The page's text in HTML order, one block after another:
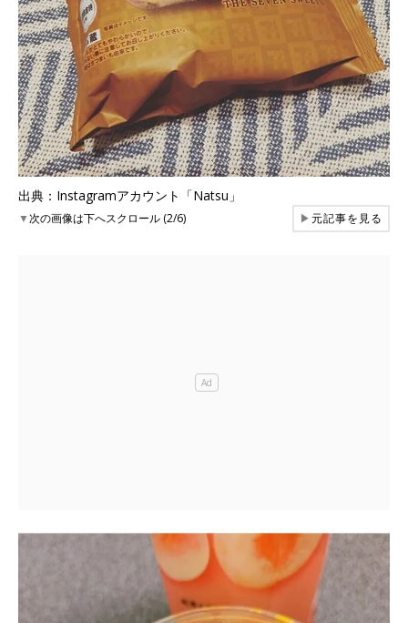
出典：Instagramアカウント「Natsu」
▼次の画像は下へスクロール (2/6) ▶元記事を見る